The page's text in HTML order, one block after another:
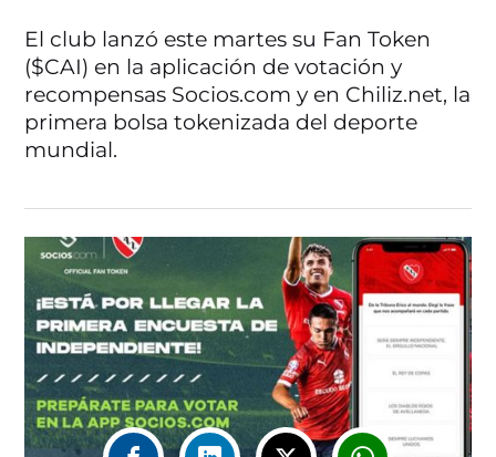
El club lanzó este martes su Fan Token
($CAI) en la aplicación de votación y
recompensas Socios.com y en Chiliz.net, la
primera bolsa tokenizada del deporte
mundial.